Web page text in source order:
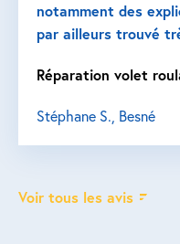
notamment des
par ailleurs trouvé
Réparation volet
Stéphane S., Besné
Voir tous les avis